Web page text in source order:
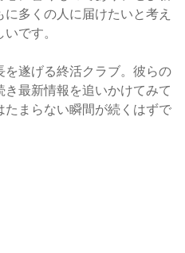
多くの人に届けたいと考え
です。
遂げる終活クラブ。彼らの
最新情報を追いかけてみて
たまらない瞬間が続くはずで